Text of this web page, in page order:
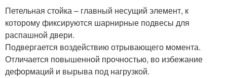
Петельная стойка – главный несущий элемент, к
которому фиксируются шарнирные подвесы для
распашной двери.
Подвергается воздействию отрывающего момента.
Отличается повышенной прочностью, во избежание
деформаций и вырыва под нагрузкой.